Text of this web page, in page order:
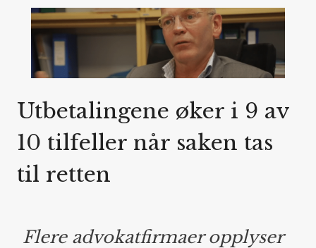
Utbetalingene øker i 9 av
10 tilfeller når saken tas
til retten
Flere advokatfirmaer opplyser